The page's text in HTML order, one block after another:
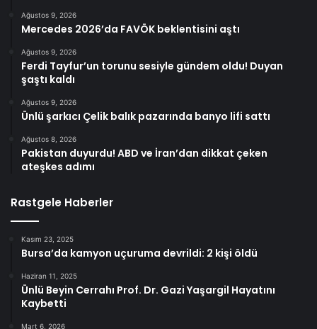
Ağustos 9, 2026
Mercedes 2026’da FAVÖK beklentisini aştı
Ağustos 9, 2026
Ferdi Tayfur’un torunu sesiyle gündem oldu! Duyan
şaştı kaldı
Ağustos 9, 2026
Ünlü şarkıcı Çelik balık pazarında banyo lifi sattı
Ağustos 8, 2026
Pakistan duyurdu! ABD ve İran’dan dikkat çeken
ateşkes adımı
Rastgele Haberler
Kasım 23, 2025
Bursa’da kamyon uçuruma devrildi: 2 kişi öldü
Haziran 11, 2025
Ünlü Beyin Cerrahı Prof. Dr. Gazi Yaşargil Hayatını
Kaybetti
Mart 6, 2026